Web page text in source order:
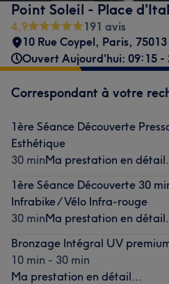
Point Soleil - Place
4,9
191 avis
10 Rue Coypel, Paris, 75013
Ouvert Aujourd'hui: 09:15 -
Correspondant à votre
1ère Séance Découverte
Esthétique
30 minMa prestation en
1ère Séance Découverte 30
Infrabike / Vélo Infra-rouge
30 minMa prestation en
Bronzage Intégral UV
10 min - 30 min
Ma prestation en détail...